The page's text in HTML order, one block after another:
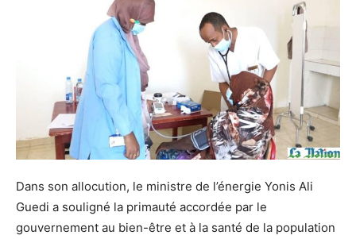
Dans son allocution, le ministre de l’énergie Yonis Ali
Guedi a souligné la primauté accordée par le
gouvernement au bien-être et à la santé de la population